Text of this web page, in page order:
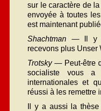
sur le caractère de
envoyée à toutes
est maintenant
Shachtman — Il y
recevons plus Unser
Trotsky— Peut-être
socialiste vous a
internationales et
réussi à les remettre
Il y a aussi la